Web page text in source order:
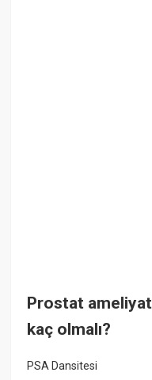
Prostat
kaç olmalı?
PSA Dansitesi